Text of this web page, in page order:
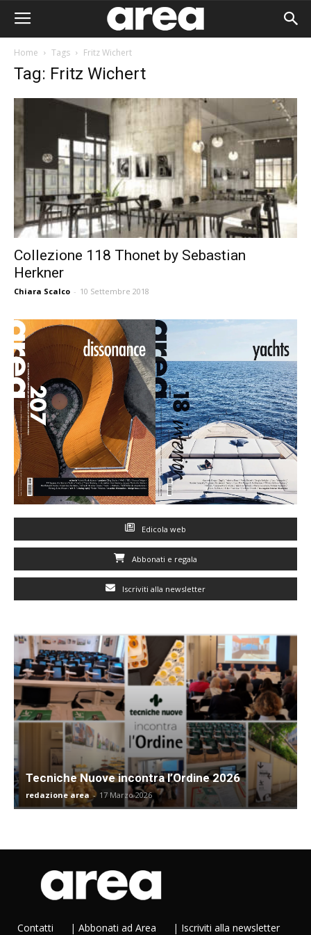
Home Tags Fritz Wichert
Tag: Fritz Wichert
Collezione 118 Thonet by Sebastian
Herkner
Chiara Scalco - 10 Settembre 2018
Edicola web
Abbonati e regala
Iscriviti alla newsletter
Tecniche Nuove incontra l’Ordine 2026
redazione area - 17 Marzo 2026
Contatti | Abbonati ad Area | Iscriviti alla newsletter